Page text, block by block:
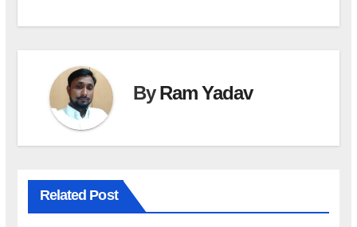
ByRam Yadav
Related Post